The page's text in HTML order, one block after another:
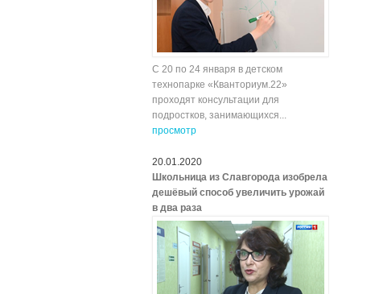
С 20 по 24 января в детском
технопарке «Кванториум.22»
проходят консультации для
подростков, занимающихся...
просмотр
20.01.2020
Школьница из Славгорода изобрела
дешёвый способ увеличить урожай
в два раза